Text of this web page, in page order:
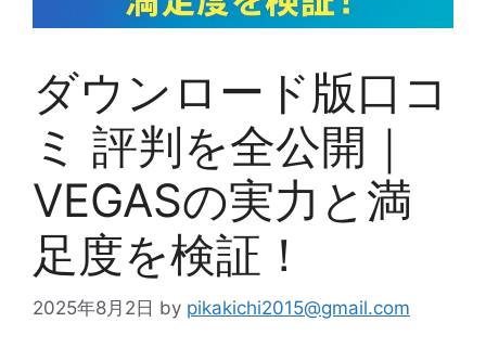
ダウンロード版口コ
ミ 評判を全公開｜
VEGASの実力と満
足度を検証！
2025年8月2日 by pikakichi2015@gmail.com